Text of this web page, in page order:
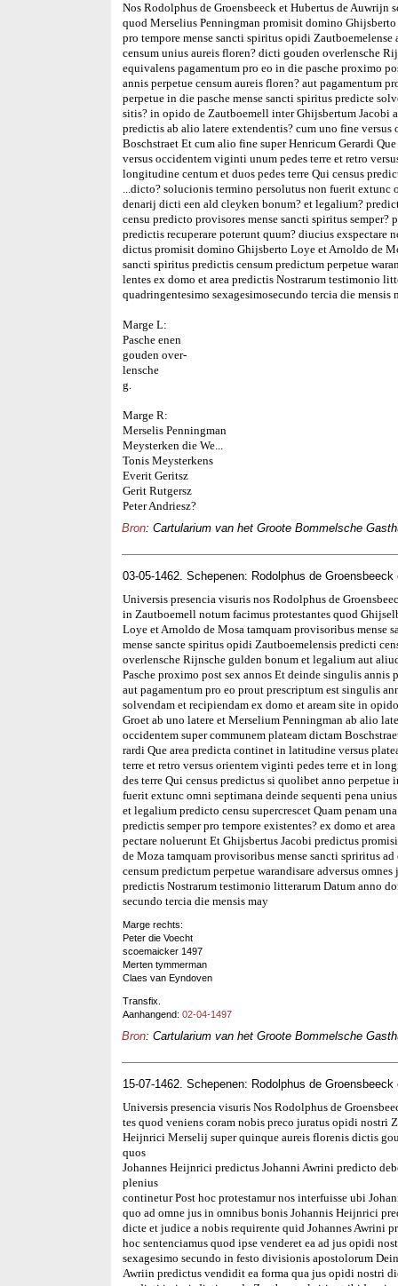
Nos Rodolphus de Groensbeeck et Hubertus de Auwrijn
quod Merselius Penningman promisit domino
pro tempore mense sancti spiritus opidi
censum unius aureis floren? dicti gouden overlensche
equivalens pagamentum pro eo in die pasche proximo
annis perpetue censum aureis floren? aut pagamentum
perpetue in die pasche mense sancti spiritus predicte
sitis? in opido de Zautboemell inter Ghijsbertum Jacobi
predictis ab alio latere extendentis? cum uno fine
Boschstraet Et cum alio fine super Henricum Gerardi
versus occidentem viginti unum pedes terre et retro
longitudine centum et duos pedes terre Qui census
...dicto? solucionis termino persolutus non fuerit extunc
denarij dicti een ald cleyken bonum? et legalium?
censu predicto provisores mense sancti spiritus semper?
predictis recuperare poterunt quum? diucius exspectare
dictus promisit domino Ghijsberto Loye et Arnoldo de
sancti spiritus predictis censum predictum perpetue
lentes ex domo et area predictis Nostrarum testimonio
quadringentesimo sexagesimosecundo tercia die mensis
Marge L:
Pasche enen
gouden over-
lensche
g.
Marge R:
Merselis Penningman
Meysterken die We...
Tonis Meysterkens
Everit Geritsz
Gerit Rutgersz
Peter Andriesz?
Bron: Cartularium van het Groote Bommelsche
03-05-1462. Schepenen: Rodolphus de Groensbeeck
Universis presencia visuris nos Rodolphus de
in Zautboemell notum facimus protestantes quod
Loye et Arnoldo de Mosa tamquam provisoribus mense
mense sancte spiritus opidi Zautboemelensis predicti
overlensche Rijnsche gulden bonum et legalium aut
Pasche proximo post sex annos Et deinde singulis annis
aut pagamentum pro eo prout prescriptum est singulis
solvendam et recipiendam ex domo et aream site in
Groet ab uno latere et Merselium Penningman ab alio
occidentem super communem plateam dictam
rardi Que area predicta continet in latitudine versus
terre et retro versus orientem viginti pedes terre et in
des terre Qui census predictus si quolibet anno
fuerit extunc omni septimana deinde sequenti pena
et legalium predicto censu supercrescet Quam penam
predictis semper pro tempore existentes? ex domo et
pectare noluerunt Et Ghijsbertus Jacobi predictus
de Moza tamquam provisoribus mense sancti spriritus
censum predictum perpetue warandisare adversus
predictis Nostrarum testimonio litterarum Datum anno
secundo tercia die mensis may
Marge rechts:
Peter die Voecht
scoemaicker 1497
Merten tymmerman
Claes van Eyndoven
Transfix.
Aanhangend: 02-04-1497
Bron: Cartularium van het Groote Bommelsche
15-07-1462. Schepenen: Rodolphus de
Universis presencia visuris Nos Rodolphus de
tes quod veniens coram nobis preco juratus opidi nostri
Heijnrici Merselij super quinque aureis florenis dictis
quos
Johannes Heijnrici predictus Johanni Awrini predicto
plenius
continetur Post hoc protestamur nos interfuisse ubi
quo ad omne jus in omnibus bonis Johannis Heijnrici
dicte et judice a nobis requirente quid Johannes Awrini
hoc sentenciamus quod ipse venderet ea ad jus opidi
sexagesimo secundo in festo divisionis apostolorum
Awriin predictus vendidit ea forma qua jus opidi nostri